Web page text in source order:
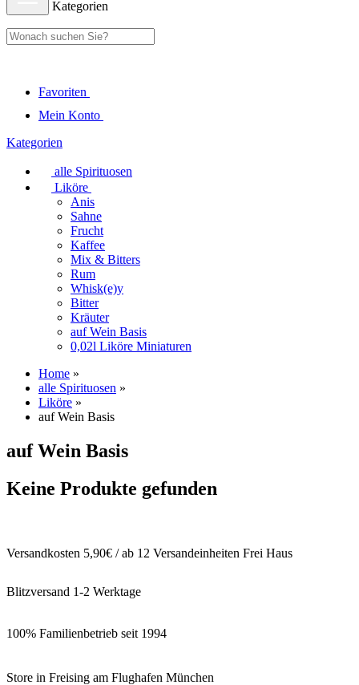
Kategorien
Favoriten
Mein Konto
Kategorien
alle Spirituosen
Liköre
Anis
Sahne
Frucht
Kaffee
Mix & Bitters
Rum
Whisk(e)y
Bitter
Kräuter
auf Wein Basis
0,02l Liköre Miniaturen
Home »
alle Spirituosen »
Liköre »
auf Wein Basis
auf Wein Basis
Keine Produkte gefunden
Versandkosten 5,90€ / ab 12 Versandeinheiten Frei Haus
Blitzversand 1-2 Werktage
100% Familienbetrieb seit 1994
Store in Freising am Flughafen München